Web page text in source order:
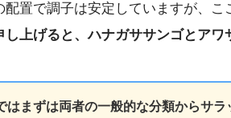
置で調子は安定していますが、
し上げると、ハナガササンゴとアワ
はまずは両者の一般的な分類からサラ